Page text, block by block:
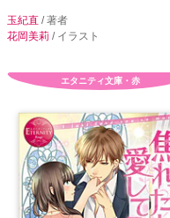
玉紀直 / 著者
花岡美莉 / イラスト
エタニティ文庫・赤